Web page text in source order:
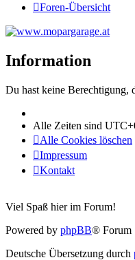
Foren-Übersicht
Information
Du hast keine Berechtigung,
Alle Zeiten sind
Alle Cookies löschen
Impressum
Kontakt
Viel Spaß hier im Forum!
Powered by phpBB® Forum
Deutsche Übersetzung durch